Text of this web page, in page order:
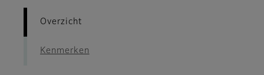
Overzicht
Kenmerken